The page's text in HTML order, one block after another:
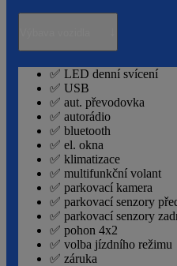
✅ LED denní svícení
✅ USB
✅ aut. převodovka
✅ autorádio
✅ bluetooth
✅ el. okna
✅ klimatizace
✅ multifunkční volant
✅ parkovací kamera
✅ parkovací senzory
✅ parkovací senzory
✅ pohon 4x2
✅ volba jízdního režimu
✅ záruka